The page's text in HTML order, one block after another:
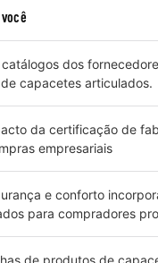
dos
capacetes articulados.
da certificação de
empresariais
e conforto
para compradores